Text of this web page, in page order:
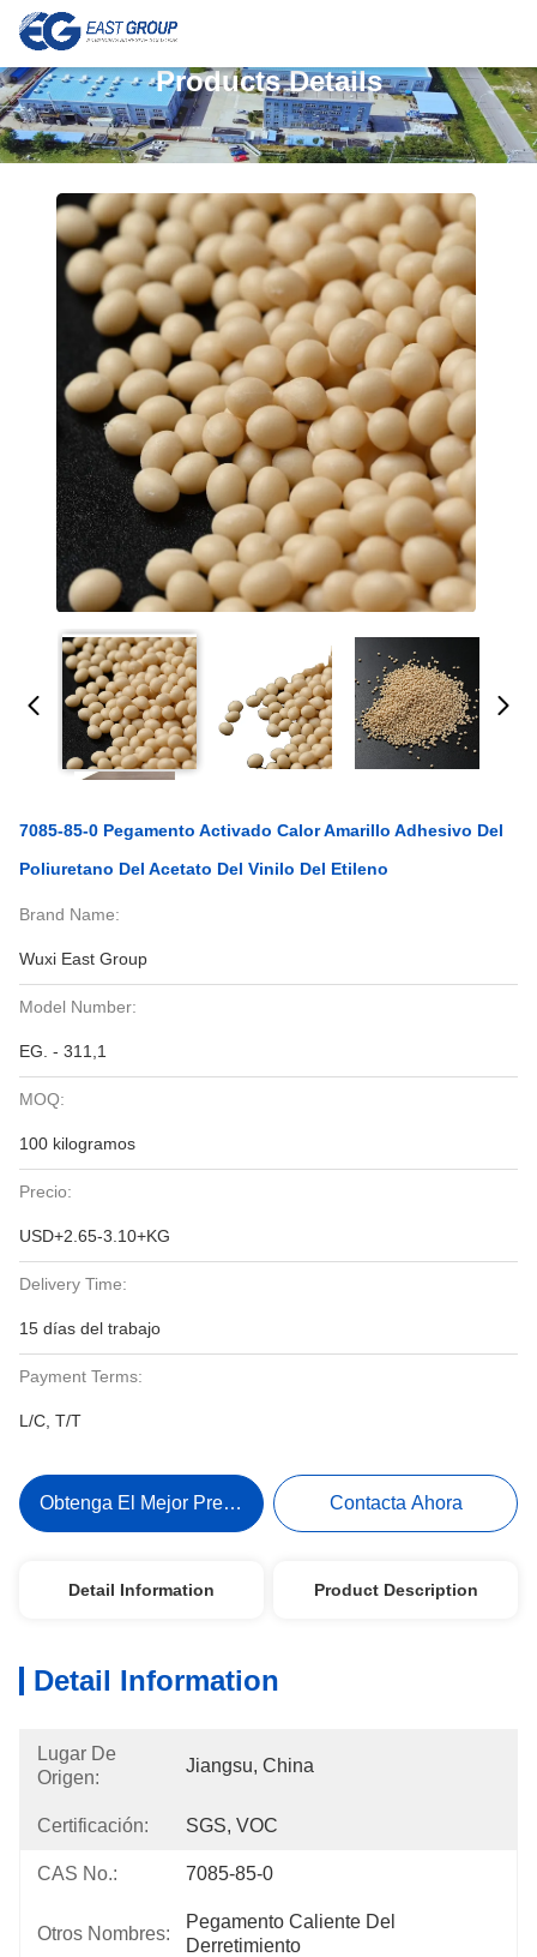
Products Details
7085-85-0 Pegamento Activado Calor Amarillo Adhesivo Del
Poliuretano Del Acetato Del Vinilo Del Etileno
Brand Name:
Wuxi East Group
Model Number:
EG. - 311,1
MOQ:
100 kilogramos
Precio:
USD+2.65-3.10+KG
Delivery Time:
15 días del trabajo
Payment Terms:
L/C, T/T
Obtenga El Mejor Precio Contacta Ahora
Detail Information Product Description
Detail Information
Lugar De
Origen:
Jiangsu, China
Certificación: SGS, VOC
CAS No.: 7085-85-0
Otros Nombres:
Pegamento Caliente Del
Derretimiento